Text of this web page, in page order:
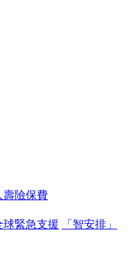
壽險保費
球緊急支援
「智安排」